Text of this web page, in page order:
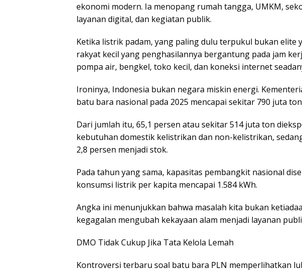
ekonomi modern. Ia menopang rumah tangga, UMKM,
layanan digital, dan kegiatan publik.
Ketika listrik padam, yang paling dulu terpukul bukan elite
rakyat kecil yang penghasilannya bergantung pada jam
pompa air, bengkel, toko kecil, dan koneksi internet
Ironinya, Indonesia bukan negara miskin energi.
batu bara nasional pada 2025 mencapai sekitar 790 juta
Dari jumlah itu, 65,1 persen atau sekitar 514 juta ton
kebutuhan domestik kelistrikan dan non-kelistrikan,
2,8 persen menjadi stok.
Pada tahun yang sama, kapasitas pembangkit nasional
konsumsi listrik per kapita mencapai 1.584 kWh.
Angka ini menunjukkan bahwa masalah kita bukan
kegagalan mengubah kekayaan alam menjadi layanan
DMO Tidak Cukup Jika Tata Kelola Lemah
Kontroversi terbaru soal batu bara PLN memperlihatkan